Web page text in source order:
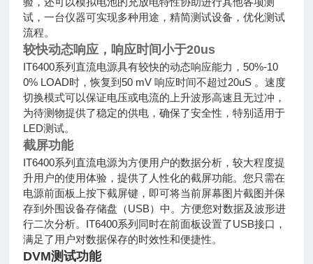
试，一台仪器可实现多种用途，精简测试设备，优化测试
流程。
较快动态响应，响应时间小于20us
IT6400系列直流电源具有较快的动态响应能力，50%-10
0% LOAD时，恢复到50 mV 响应时间不超过20uS 。速度
切换模式可以保证电压或电流的上升波形高速且无过冲，
为待测物提供了稳定的供电，确保了安全性，特别适用于
LED测试。
截屏功能
IT6400系列直流电源为方便用户的数据分析，较大程度提
升用户的使用体验，提供了人性化的截屏功能。您只需在
电源前面板上按下截屏键，即可将当前屏幕图片截图并保
存到外围设备存储盘（USB）中。方便您对数据及波形进
行二次分析。IT6400系列同时在前面板设置了USB接口，
满足了用户对数据保存的时效性和便捷性。
DVM测试功能